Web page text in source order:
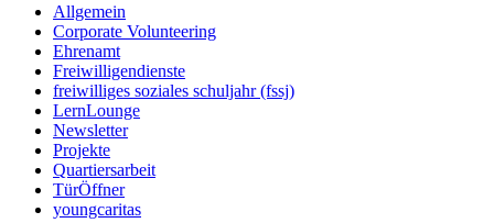
Allgemein
Corporate Volunteering
Ehrenamt
Freiwilligendienste
freiwilliges soziales schuljahr (fssj)
LernLounge
Newsletter
Projekte
Quartiersarbeit
TürÖffner
youngcaritas